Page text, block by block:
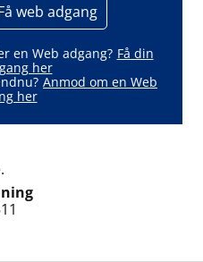
web adgang
en Web adgang? Få din
her
Anmod om en Web
her